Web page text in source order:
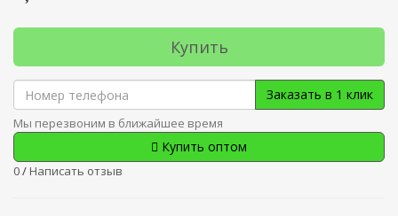
Купить
Заказать в 1 клик
Мы перезвоним в ближайшее время
Купить оптом
0/ Написать отзыв